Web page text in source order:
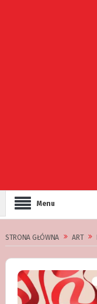
Menu
STRONA GŁÓWNA ART